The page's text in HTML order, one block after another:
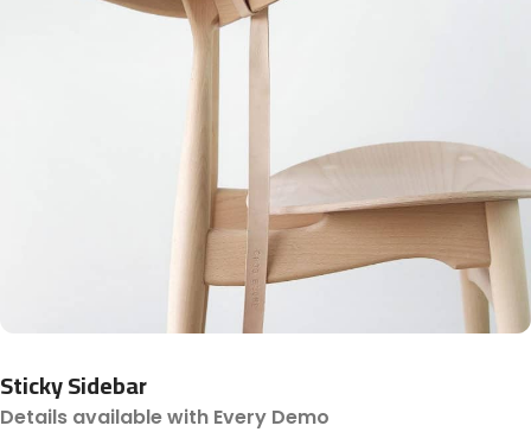
Sticky Sidebar
Details available with Every Demo